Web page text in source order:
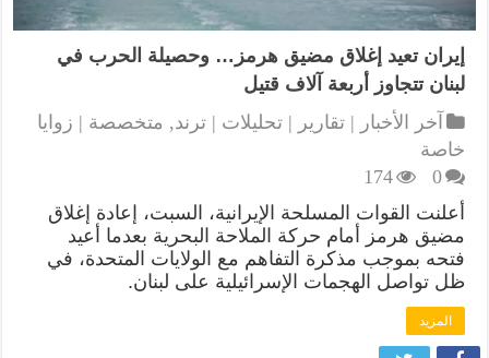
إيران تعيد إغلاق مضيق هرمز… وحصيلة الحرب في
لبنان تتجاوز أربعة آلاف قتيل
آخر الأخبار | تقارير | تحليلات | ترند, متخصصة | زوايا
خاصة
0
174
أعلنت القوات المسلحة الإيرانية، السبت، إعادة إغلاق
مضيق هرمز أمام حركة الملاحة البحرية بعدما أعيد
فتحه بموجب مذكرة التفاهم مع الولايات المتحدة، في
ظل تواصل الهجمات الإسرائيلية على لبنان.
المزيد